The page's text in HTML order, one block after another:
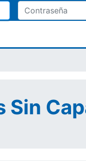
Sin